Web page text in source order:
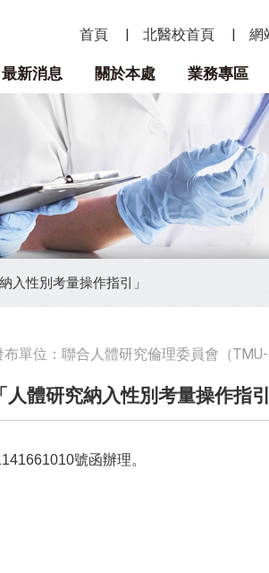
首頁 北醫校首頁 網
最新消息 關於本處 業務專區
入性別考量操作指引」
布單位：聯合人體研究倫理委員會（
人體研究納入性別考量操作指
號函辦理。